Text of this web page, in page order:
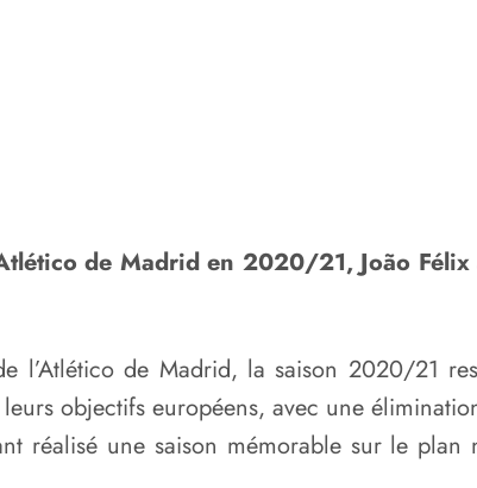
de Madrid en 2020/21, João
l’Atlético de Madrid, la saison 2020/21
leurs objectifs européens, avec une
réalisé une saison mémorable sur le